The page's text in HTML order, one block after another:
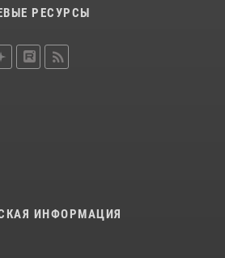
РЕСУРСЫ
ИНФОРМАЦИЯ